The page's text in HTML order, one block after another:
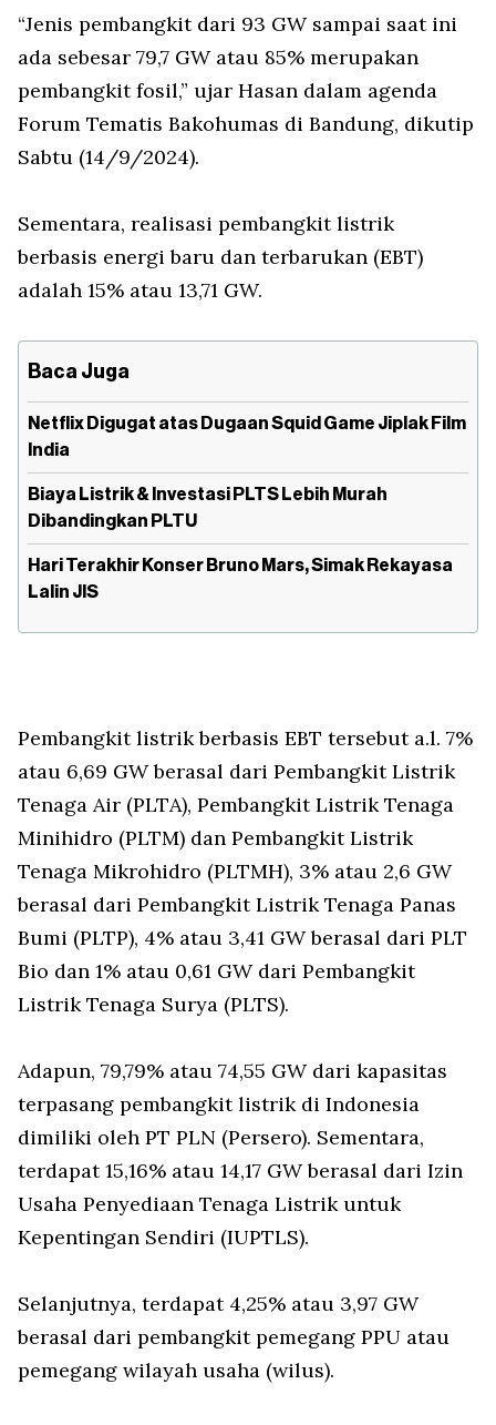
“Jenis pembangkit dari 93 GW sampai saat ini
ada sebesar 79,7 GW atau 85% merupakan
pembangkit fosil,” ujar Hasan dalam agenda
Forum Tematis Bakohumas di Bandung, dikutip
Sabtu (14/9/2024).
Sementara, realisasi pembangkit listrik
berbasis energi baru dan terbarukan (EBT)
adalah 15% atau 13,71 GW.
Baca Juga
Netflix Digugat atas Dugaan Squid Game Jiplak Film
India
Biaya Listrik & Investasi PLTS Lebih Murah
Dibandingkan PLTU
Hari Terakhir Konser Bruno Mars, Simak Rekayasa
Lalin JIS
Pembangkit listrik berbasis EBT tersebut a.l. 7%
atau 6,69 GW berasal dari Pembangkit Listrik
Tenaga Air (PLTA), Pembangkit Listrik Tenaga
Minihidro (PLTM) dan Pembangkit Listrik
Tenaga Mikrohidro (PLTMH), 3% atau 2,6 GW
berasal dari Pembangkit Listrik Tenaga Panas
Bumi (PLTP), 4% atau 3,41 GW berasal dari PLT
Bio dan 1% atau 0,61 GW dari Pembangkit
Listrik Tenaga Surya (PLTS).
Adapun, 79,79% atau 74,55 GW dari kapasitas
terpasang pembangkit listrik di Indonesia
dimiliki oleh PT PLN (Persero). Sementara,
terdapat 15,16% atau 14,17 GW berasal dari Izin
Usaha Penyediaan Tenaga Listrik untuk
Kepentingan Sendiri (IUPTLS).
Selanjutnya, terdapat 4,25% atau 3,97 GW
berasal dari pembangkit pemegang PPU atau
pemegang wilayah usaha (wilus).